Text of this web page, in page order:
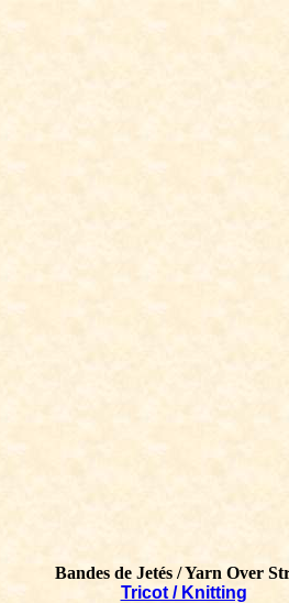
Bandes de Jetés / Yarn Over
Tricot / Knitting